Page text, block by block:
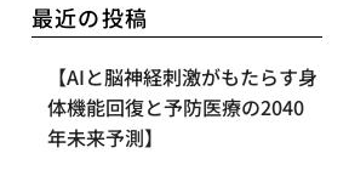
最近の投稿
【AIと脳神経刺激がもたらす身
体機能回復と予防医療の2040
年未来予測】